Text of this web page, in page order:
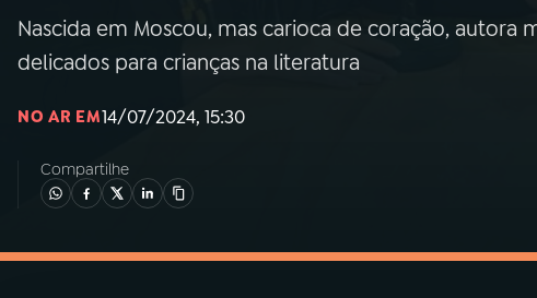
06VIDEOCASTS
07ÚLTIMAS
08PRÊMIO RÁDIO MEC
Nascida em Moscou, mas carioca de coração, autora
delicados para crianças na literatura
NO AR EM14/07/2024, 15:30
Compartilhe